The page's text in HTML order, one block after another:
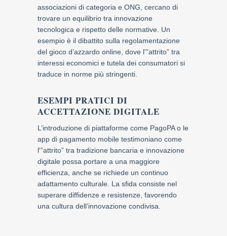
associazioni di categoria e ONG, cercano di
trovare un equilibrio tra innovazione
tecnologica e rispetto delle normative. Un
esempio è il dibattito sulla regolamentazione
del gioco d’azzardo online, dove l'”attrito” tra
interessi economici e tutela dei consumatori si
traduce in norme più stringenti.
ESEMPI PRATICI DI
ACCETTAZIONE DIGITALE
L’introduzione di piattaforme come PagoPA o le
app di pagamento mobile testimoniano come
l'”attrito” tra tradizione bancaria e innovazione
digitale possa portare a una maggiore
efficienza, anche se richiede un continuo
adattamento culturale. La sfida consiste nel
superare diffidenze e resistenze, favorendo
una cultura dell’innovazione condivisa.